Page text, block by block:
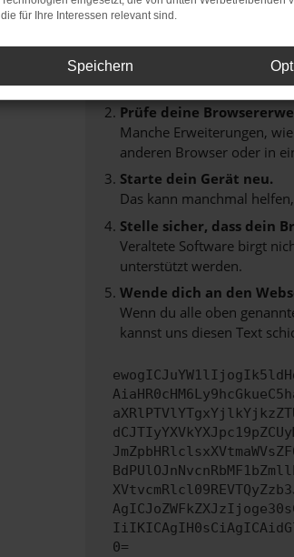
Beim Laden ist ein Fehler
Überprüfe deine
Laden andere Webseiten,
Prüfe deine
Manche Erweiterungen,
anderen Browser oder in
Starte dein Gerät neu.
Das kann manchmal
Stelle sicher, dass dein
Veraltete Software birgt
unterstützt werden.
Wende dich an den
Wenn du alle oben
kannst uns diesen Text
0=
die für Ihre Interessen relevant sind.
Speichern